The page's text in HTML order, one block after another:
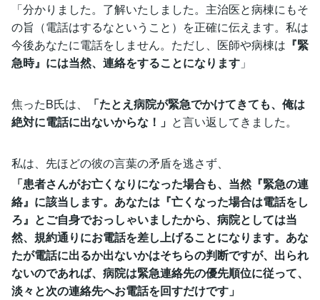
「分かりました。了解いたしました。主治医と病棟にもそ
の旨（電話はするなということ）を正確に伝えます。私は
今後あなたに電話をしません。ただし、医師や病棟は 『緊
急時』には当然、連絡をすることになります 」
焦ったB氏は、
「たとえ病院が緊急でかけてきても、俺は
絶対に電話に出ないからな！」 と言い返してきました。
私は、先ほどの彼の言葉の矛盾を逃さず、
「患者さんがお亡くなりになった場合も、当然『緊急の連
絡』に該当します。あなたは『亡くなった場合は電話をし
ろ』とご自身でおっしゃいましたから、病院としては当
然、規約通りにお電話を差し上げることになります。あな
たが電話に出るか出ないかはそちらの判断ですが、出られ
ないのであれば、病院は緊急連絡先の優先順位に従って、
淡々と次の連絡先へお電話を回すだけです」